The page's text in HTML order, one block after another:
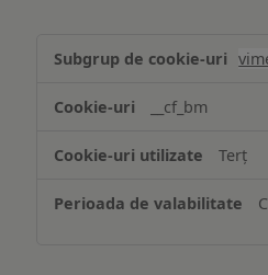
funcționalităților
ului
__cf_bm
Terț